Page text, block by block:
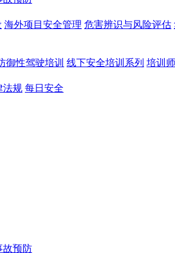
海外项目安全管理 危害辨识与风险评估
御性驾驶培训 线下安全培训系列 培训
法规 每日安全
故预防